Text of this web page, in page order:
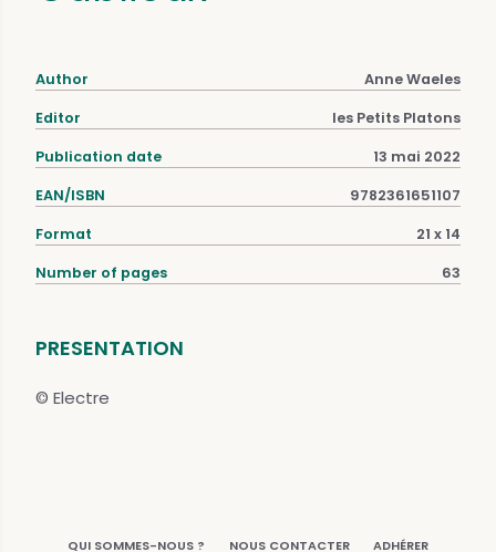
Author Anne Waeles
Editor les Petits Platons
Publication date 13 mai 2022
EAN/ISBN 9782361651107
Format 21 x 14
Number of pages 63
PRESENTATION
© Electre
QUI SOMMES-NOUS ? NOUS CONTACTER ADHÉRER